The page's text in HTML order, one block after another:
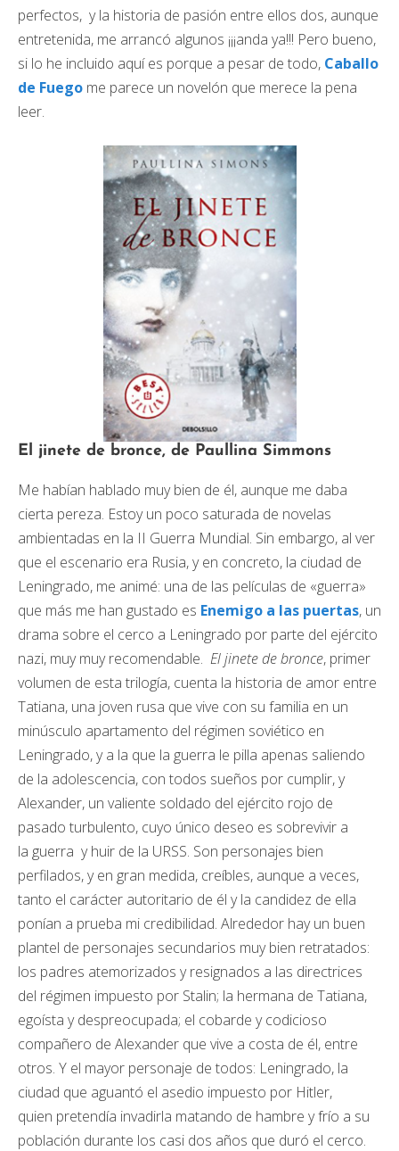
perfectos, y la historia de pasión entre ellos dos, aunque
entretenida, me arrancó algunos ¡¡¡anda ya!!! Pero bueno,
si lo he incluido aquí es porque a pesar de todo, Caballo
de Fuego me parece un novelón que merece la pena
leer.
El jinete de bronce, de Paullina Simmons
Me habían hablado muy bien de él, aunque me daba
cierta pereza. Estoy un poco saturada de novelas
ambientadas en la II Guerra Mundial. Sin embargo, al ver
que el escenario era Rusia, y en concreto, la ciudad de
Leningrado, me animé: una de las películas de «guerra»
que más me han gustado es Enemigo a las puertas, un
drama sobre el cerco a Leningrado por parte del ejército
nazi, muy muy recomendable. El jinete de bronce, primer
volumen de esta trilogía, cuenta la historia de amor entre
Tatiana, una joven rusa que vive con su familia en un
minúsculo apartamento del régimen soviético en
Leningrado, y a la que la guerra le pilla apenas saliendo
de la adolescencia, con todos sueños por cumplir, y
Alexander, un valiente soldado del ejército rojo de
pasado turbulento, cuyo único deseo es sobrevivir a
la guerra y huir de la URSS. Son personajes bien
perfilados, y en gran medida, creíbles, aunque a veces,
tanto el carácter autoritario de él y la candidez de ella
ponían a prueba mi credibilidad. Alrededor hay un buen
plantel de personajes secundarios muy bien retratados:
los padres atemorizados y resignados a las directrices
del régimen impuesto por Stalin; la hermana de Tatiana,
egoísta y despreocupada; el cobarde y codicioso
compañero de Alexander que vive a costa de él, entre
otros. Y el mayor personaje de todos: Leningrado, la
ciudad que aguantó el asedio impuesto por Hitler,
quien pretendía invadirla matando de hambre y frío a su
población durante los casi dos años que duró el cerco.